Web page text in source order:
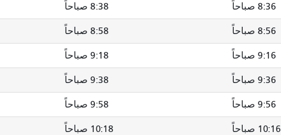
8:36 صباحاً 8:38 صباحاً
8:56 صباحاً 8:58 صباحاً
9:16 صباحاً 9:18 صباحاً
9:36 صباحاً 9:38 صباحاً
9:56 صباحاً 9:58 صباحاً
10:16 صباحاً 10:18 صباحاً